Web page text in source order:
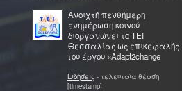
Ανοιχτή πενθήμερη
ενημέρωση κοινού
διοργανώνει το TEI
Θεσσαλίας ως επικεφαλής
του έργου «Adapt2change
Ειδήσεις - τελευταία θέαση
[timestamp]